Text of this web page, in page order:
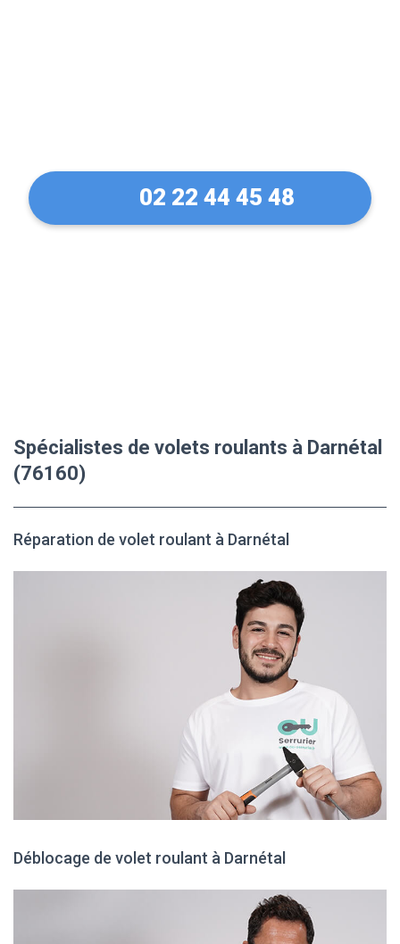
02 22 44 45 48
Spécialistes de volets roulants à Darnétal
(76160)
Réparation de volet roulant à Darnétal
Déblocage de volet roulant à Darnétal